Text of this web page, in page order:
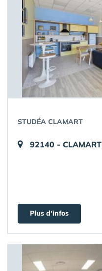
STUDÉA CLAMART
92140 - CLAMART
Plus d'infos